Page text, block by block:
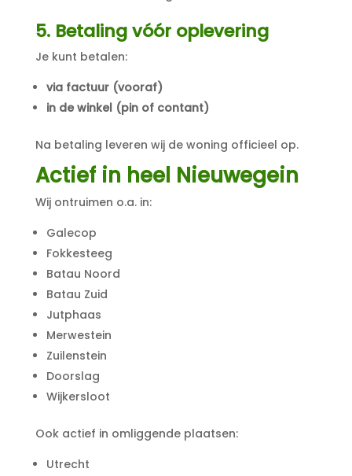
5. Betaling vóór oplevering
Je kunt betalen:
via factuur (vooraf)
in de winkel (pin of contant)
Na betaling leveren wij de woning officieel op.
Actief in heel Nieuwegein
Wij ontruimen o.a. in:
Galecop
Fokkesteeg
Batau Noord
Batau Zuid
Jutphaas
Merwestein
Zuilenstein
Doorslag
Wijkersloot
Ook actief in omliggende plaatsen:
Utrecht